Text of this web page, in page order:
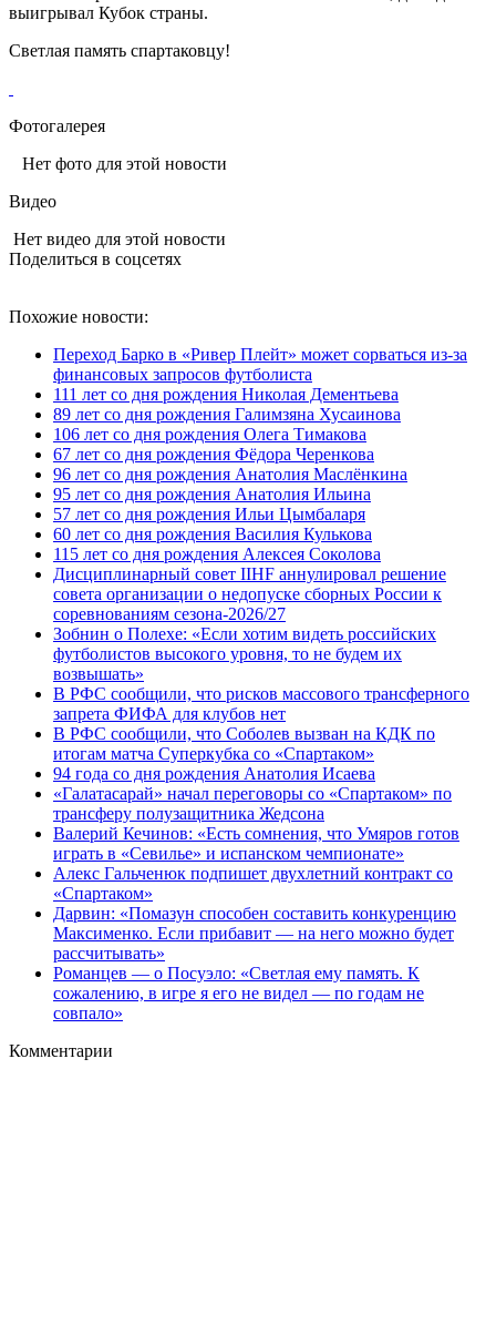
выигрывал Кубок страны.
Светлая память спартаковцу!
Фотогалерея
Нет фото для этой новости
Видео
Нет видео для этой новости
Поделиться в соцсетях
Похожие новости:
Переход Барко в «Ривер Плейт» может сорваться из‑за
финансовых запросов футболиста
111 лет со дня рождения Николая Дементьева
89 лет со дня рождения Галимзяна Хусаинова
106 лет со дня рождения Олега Тимакова
67 лет со дня рождения Фёдора Черенкова
96 лет со дня рождения Анатолия Маслёнкина
95 лет со дня рождения Анатолия Ильина
57 лет со дня рождения Ильи Цымбаларя
60 лет со дня рождения Василия Кулькова
115 лет со дня рождения Алексея Соколова
Дисциплинарный совет IIHF аннулировал решение
совета организации о недопуске сборных России к
соревнованиям сезона‑2026/27
Зобнин о Полехе: «Если хотим видеть российских
футболистов высокого уровня, то не будем их
возвышать»
В РФС сообщили, что рисков массового трансферного
запрета ФИФА для клубов нет
В РФС сообщили, что Соболев вызван на КДК по
итогам матча Суперкубка со «Спартаком»
94 года со дня рождения Анатолия Исаева
«Галатасарай» начал переговоры со «Спартаком» по
трансферу полузащитника Жедсона
Валерий Кечинов: «Есть сомнения, что Умяров готов
играть в «Севилье» и испанском чемпионате»
Алекс Гальченюк подпишет двухлетний контракт со
«Спартаком»
Дарвин: «Помазун способен составить конкуренцию
Максименко. Если прибавит — на него можно будет
рассчитывать»
Романцев — о Посуэло: «Светлая ему память. К
сожалению, в игре я его не видел — по годам не
совпало»
Комментарии